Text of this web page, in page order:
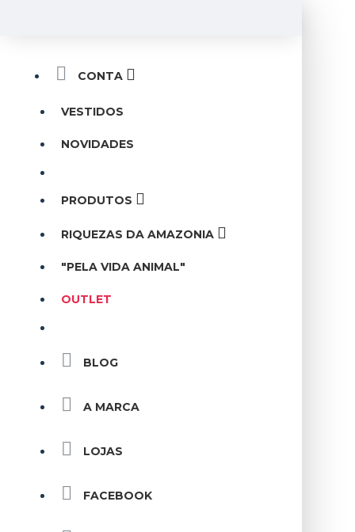
CONTA
VESTIDOS
NOVIDADES
PRODUTOS
RIQUEZAS DA AMAZONIA
"PELA VIDA ANIMAL"
OUTLET
BLOG
A MARCA
LOJAS
FACEBOOK